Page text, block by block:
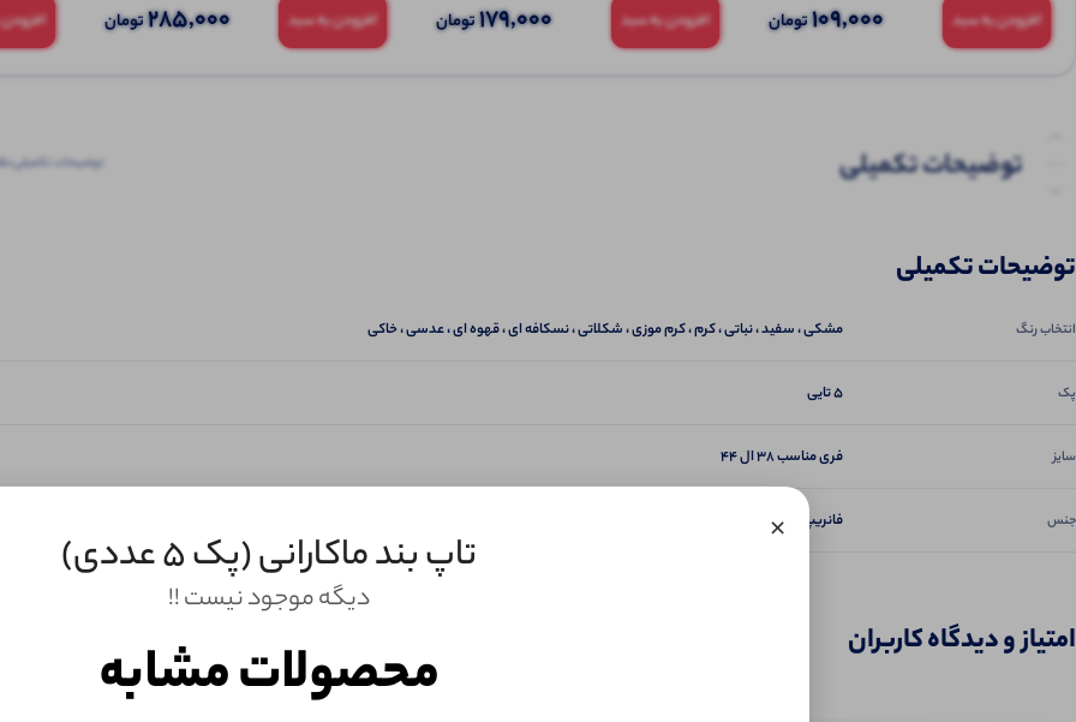
افزودن به سبد 109,000تومان افزودن به سبد 179,000تومان افزودن به سبد 285,000تومان
توضیحات تکمیلی
توضیحات تکمیلی
توضیحات تکمیلی
انتخاب رنگ مشکی ، سفید ، نباتی ، کرم ، کرم موزی ، شکلاتی ، نسکافه ای ، قهوه ای ، عدسی ، خاکی
پک 5 تایی
سایز فری مناسب ۳۸ ال ۴۴
جنس فانریپ کبریتی گرم بالا
امتیاز و دیدگاه کاربران
× تاپ بند ماکارانی (پک 5 عددی)
دیگه موجود نیست !!
محصولات مشابه